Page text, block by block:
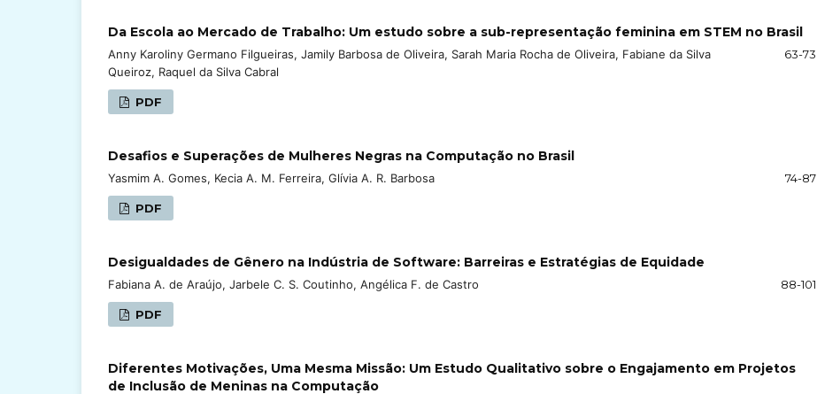
Da Escola ao Mercado de Trabalho: Um estudo sobre a sub-representação feminina em STEM no Brasil
Anny Karoliny Germano Filgueiras, Jamily Barbosa de Oliveira, Sarah Maria Rocha de Oliveira, Fabiane da Silva
Queiroz, Raquel da Silva Cabral
63-73
PDF
Desafios e Superações de Mulheres Negras na Computação no Brasil
Yasmim A. Gomes, Kecia A. M. Ferreira, Glívia A. R. Barbosa 74-87
PDF
Desigualdades de Gênero na Indústria de Software: Barreiras e Estratégias de Equidade
Fabiana A. de Araújo, Jarbele C. S. Coutinho, Angélica F. de Castro 88-101
PDF
Diferentes Motivações, Uma Mesma Missão: Um Estudo Qualitativo sobre o Engajamento em Projetos
de Inclusão de Meninas na Computação